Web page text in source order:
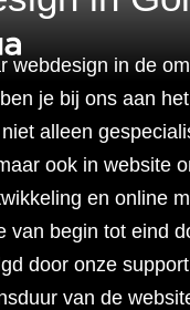
webdesign in de
je bij ons aan
alleen
ook in website
en online
van begin tot eind
door onze
van de